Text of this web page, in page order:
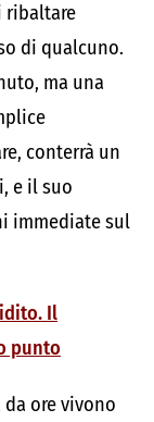
ribaltare
di qualcuno.
ma una
conterrà un
e il suo
immediate sul
Il
punto
ore vivono